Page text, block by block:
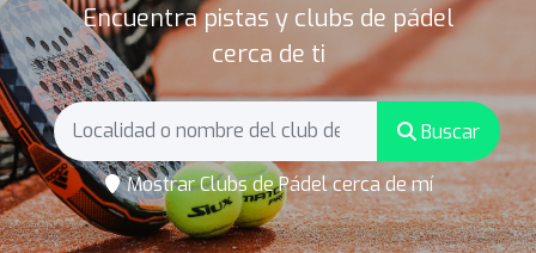
Encuentra pistas y clubs de pádel
cerca de ti
Buscar
Mostrar Clubs de Pádel cerca de mí